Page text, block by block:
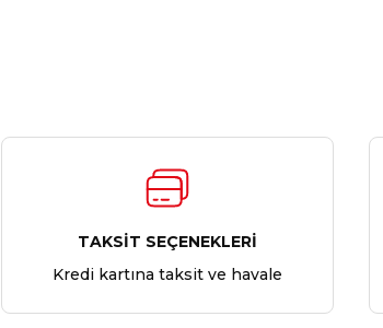
TAKSİT SEÇENEKLERİ
Kredi kartına taksit ve havale